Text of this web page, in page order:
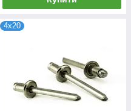
4х20